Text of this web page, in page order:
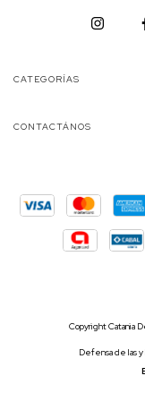
CATEGORÍAS
CONTACTÁNOS
Copyright Catania
Defensa de las y